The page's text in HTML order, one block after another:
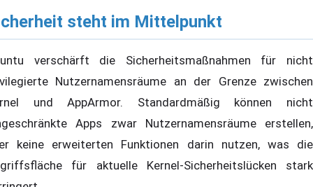
steht im Mittelpunkt
verschärft die Sicherheitsmaßnahmen für nicht
Nutzernamensräume an der Grenze zwischen
und AppArmor. Standardmäßig können nicht
Apps zwar Nutzernamensräume erstellen,
keine erweiterten Funktionen darin nutzen, was die
für aktuelle Kernel-Sicherheitslücken stark